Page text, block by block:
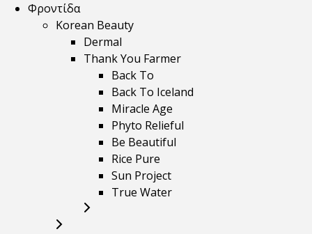
Φροντίδα
Korean Beauty
Dermal
Thank You Farmer
Back To
Back To Iceland
Miracle Age
Phyto Relieful
Be Beautiful
Rice Pure
Sun Project
True Water